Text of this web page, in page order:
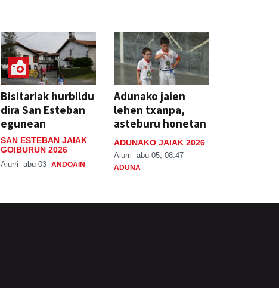
Bisitariak hurbildu
dira San Esteban
egunean
SAN ESTEBAN JAIAK
GOIBURUN 2026
Aiurri abu 03 ANDOAIN
Adunako jaien
lehen txanpa,
asteburu honetan
ADUNAKO JAIAK 2026
Aiurri abu 05, 08:47
ADUNA